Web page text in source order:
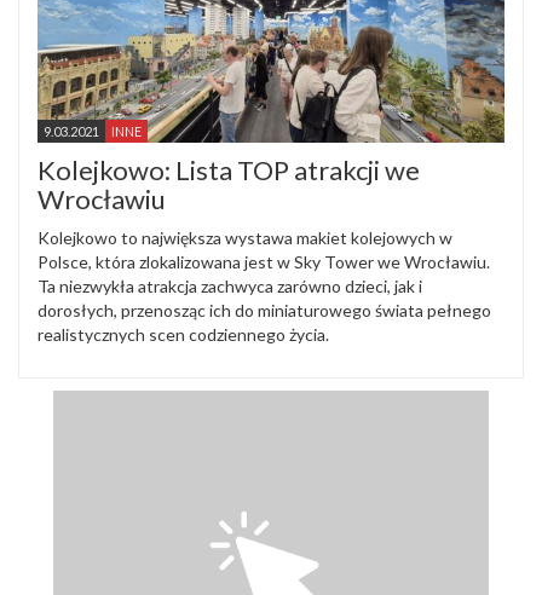
9.03.2021 INNE
Kolejkowo: Lista TOP atrakcji we
Wrocławiu
Kolejkowo to największa wystawa makiet kolejowych w
Polsce, która zlokalizowana jest w Sky Tower we Wrocławiu.
Ta niezwykła atrakcja zachwyca zarówno dzieci, jak i
dorosłych, przenosząc ich do miniaturowego świata pełnego
realistycznych scen codziennego życia.